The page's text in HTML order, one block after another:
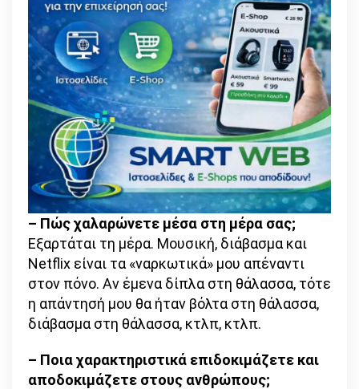
– Πώς χαλαρώνετε μέσα στη μέρα σας;
Εξαρτάται τη μέρα. Μουσική, διάβασμα και
Netflix είναι τα «ναρκωτικά» μου απέναντι
στον πόνο. Αν έμενα δίπλα στη θάλασσα, τότε
η απάντησή μου θα ήταν βόλτα στη θάλασσα,
διάβασμα στη θάλασσα, κτλπ, κτλπ.
– Ποια χαρακτηριστικά επιδοκιμάζετε και
αποδοκιμάζετε στους ανθρώπους;